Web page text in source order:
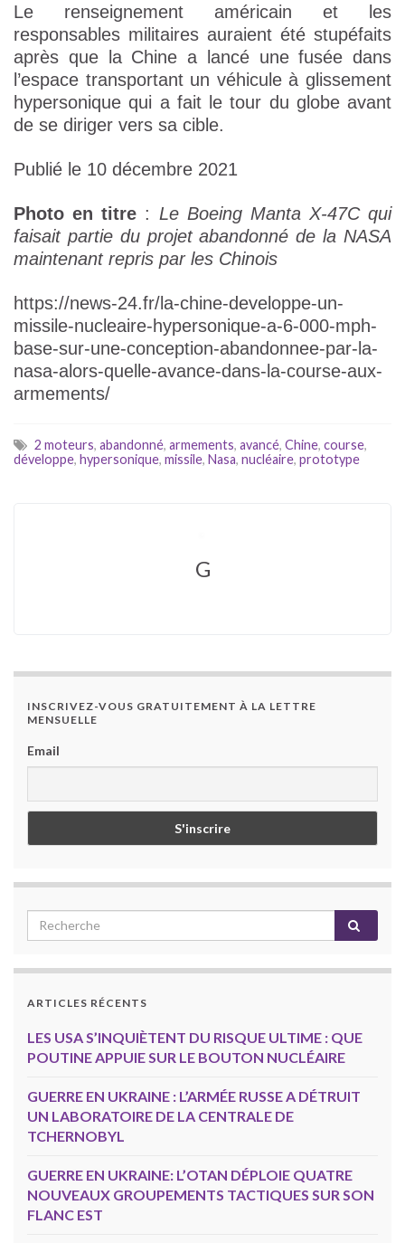
Le renseignement américain et les
responsables militaires auraient été stupéfaits
après que la Chine a lancé une fusée dans
l’espace transportant un véhicule à glissement
hypersonique qui a fait le tour du globe avant
de se diriger vers sa cible.
Publié le 10 décembre 2021
Photo en titre : Le Boeing Manta X-47C qui
faisait partie du projet abandonné de la NASA
maintenant repris par les Chinois
https://news-24.fr/la-chine-developpe-un-
missile-nucleaire-hypersonique-a-6-000-mph-
base-sur-une-conception-abandonnee-par-la-
nasa-alors-quelle-avance-dans-la-course-aux-
armements/
2 moteurs, abandonné, armements, avancé, Chine, course,
développe, hypersonique, missile, Nasa, nucléaire, prototype
G
INSCRIVEZ-VOUS GRATUITEMENT À LA LETTRE
MENSUELLE
Email
ARTICLES RÉCENTS
LES USA S’INQUIÈTENT DU RISQUE ULTIME : QUE
POUTINE APPUIE SUR LE BOUTON NUCLÉAIRE
GUERRE EN UKRAINE : L’ARMÉE RUSSE A DÉTRUIT
UN LABORATOIRE DE LA CENTRALE DE
TCHERNOBYL
GUERRE EN UKRAINE: L’OTAN DÉPLOIE QUATRE
NOUVEAUX GROUPEMENTS TACTIQUES SUR SON
FLANC EST